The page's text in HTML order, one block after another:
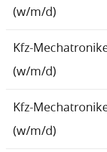
(w/m/d)
Kfz-
(w/m/d)
Kfz-
(w/m/d)